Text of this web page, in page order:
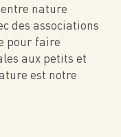
nature
des associations
pour faire
aux petits et
est notre